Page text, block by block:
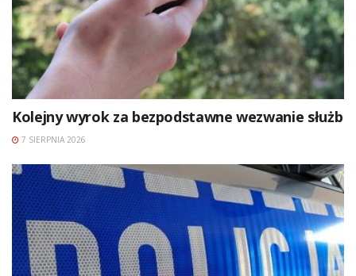
Kolejny wyrok za bezpodstawne wezwanie służb
7 SIERPNIA 2026